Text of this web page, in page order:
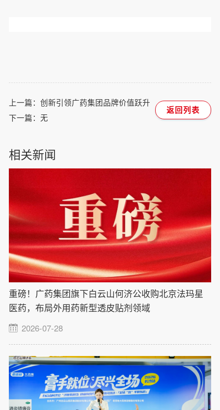
上一篇：创新引领广药集团品牌价值跃升
下一篇：无
返回列表
相关新闻
重磅！广药集团旗下白云山何济公收购北京法玛星
医药，布局外用药新型透皮贴剂领域
2026-07-28